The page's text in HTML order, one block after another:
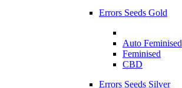
Errors Seeds Gold
Auto Feminised
Feminised
CBD
Errors Seeds Silver